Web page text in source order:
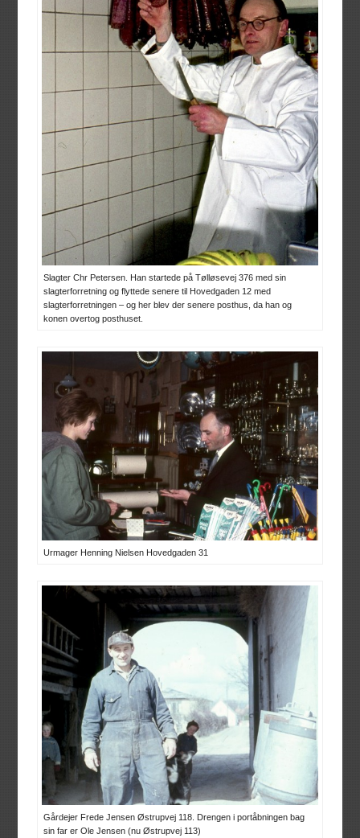
Slagter Chr Petersen. Han startede på Tølløsevej 376 med sin
slagterforretning og flyttede senere til Hovedgaden 12 med
slagterforretningen – og her blev der senere posthus, da han og
konen overtog posthuset.
Urmager Henning Nielsen Hovedgaden 31
Gårdejer Frede Jensen Østrupvej 118. Drengen i portåbningen bag
sin far er Ole Jensen (nu Østrupvej 113)